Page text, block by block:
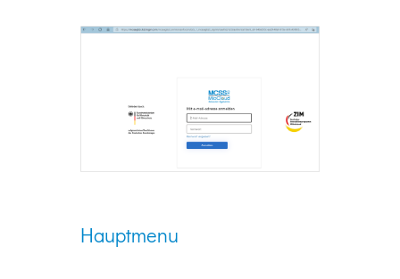
Hauptmenu